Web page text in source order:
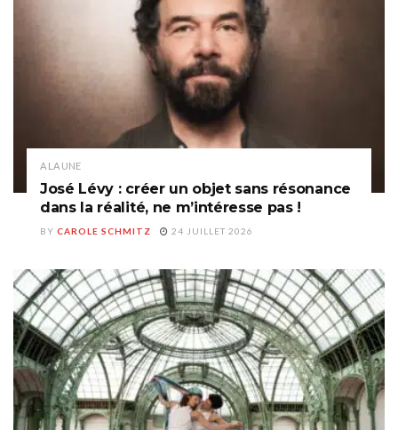
A LA UNE
José Lévy : créer un objet sans résonance
dans la réalité, ne m’intéresse pas !
BY CAROLE SCHMITZ 24 JUILLET 2026